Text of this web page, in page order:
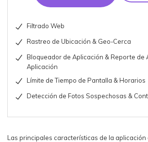
Filtrado Web
Rastreo de Ubicación & Geo-Cerca
Bloqueador de Aplicación & Reporte de
Aplicación
Límite de Tiempo de Pantalla & Horarios
Detección de Fotos Sospechosas &
Las principales características de la